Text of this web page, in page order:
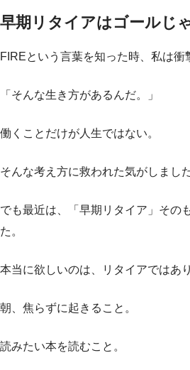
早期リタイアはゴールじ
FIREという言葉を知った時、私は衝
「そんな生き方があるんだ。」
働くことだけが人生ではない。
そんな考え方に救われた気がしました
でも最近は、「早期リタイア」その
た。
本当に欲しいのは、リタイアではあ
朝、焦らずに起きること。
読みたい本を読むこと。